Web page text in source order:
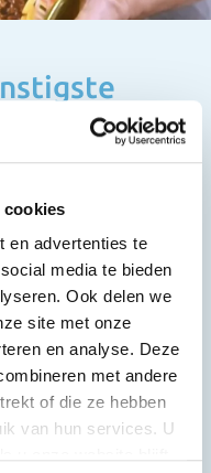
cookies
en advertenties te
media te bieden
Ook delen we
site met onze
en analyse. Deze
met andere
of die ze hebben
van hun services. U